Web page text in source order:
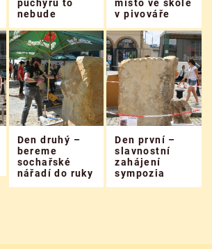
puchýřů to
nebude
místo ve škole
v pivováře
Den druhý –
bereme
sochařské
nářadí do ruky
Den první –
slavnostní
zahájení
sympozia